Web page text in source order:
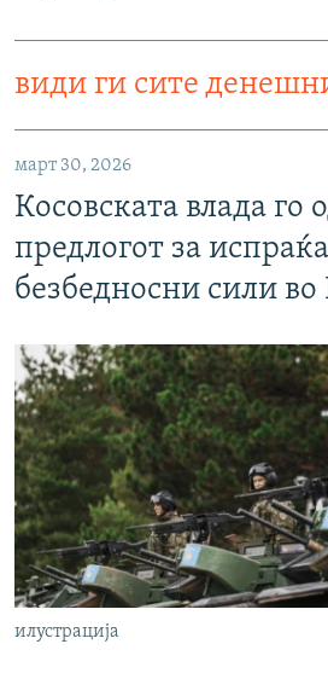
види ги сите
март 30, 2026
Косовската влада го
предлогот за
безбедносни сили во
илустрација